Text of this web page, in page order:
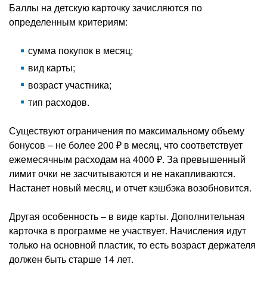
Баллы на детскую карточку зачисляются по
определенным критериям:
сумма покупок в месяц;
вид карты;
возраст участника;
тип расходов.
Существуют ограничения по максимальному объему
бонусов – не более 200 ₽ в месяц, что соответствует
ежемесячным расходам на 4000 ₽. За превышенный
лимит очки не засчитываются и не накапливаются.
Настанет новый месяц, и отчет кэшбэка возобновится.
Другая особенность – в виде карты. Дополнительная
карточка в программе не участвует. Начисления идут
только на основной пластик, то есть возраст держателя
должен быть старше 14 лет.